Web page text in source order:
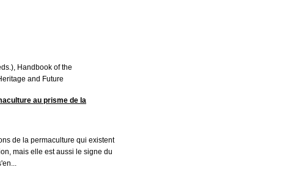
Handbook of the
and Future
au prisme de la
de la permaculture qui existent
mais elle est aussi le signe du